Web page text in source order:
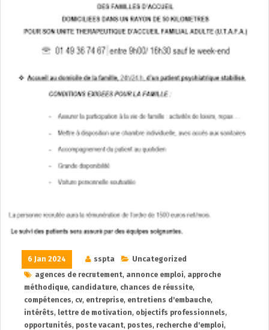
6 Jan 2024 sspta
Uncategorized
agences de recrutement, annonce emploi, approche
méthodique, candidature, chances de réussite,
compétences, cv, entreprise, entretiens d'embauche,
intérêts, lettre de motivation, objectifs professionnels,
opportunités, poste vacant, postes, recherche d'emploi,